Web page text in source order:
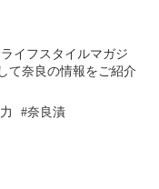
イフスタイルマガジ
て奈良の情報をご紹介
奈良漬